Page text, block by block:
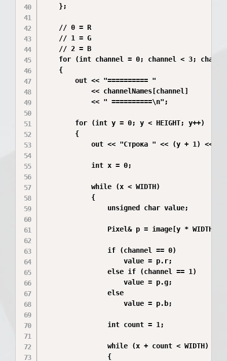
    };
    // 0 = R
    // 1 = G
    // 2 = B
for (int channel = 0; channel < 3;
    {
        out << "========== "
            << channelNames[channel]
            << " ==========\n";
        for (int y = 0; y < HEIGHT; y++)
        {
out << "Строка " << (y + 1) << ":
            int x = 0;
            while (x < WIDTH)
            {
                unsigned char value;
Pixel& p = image[y * WIDTH +
                if (channel == 0)
                    value = p.r;
                else if (channel == 1)
                    value = p.g;
                else
                    value = p.b;
                int count = 1;
                while (x + count < WIDTH)
                {